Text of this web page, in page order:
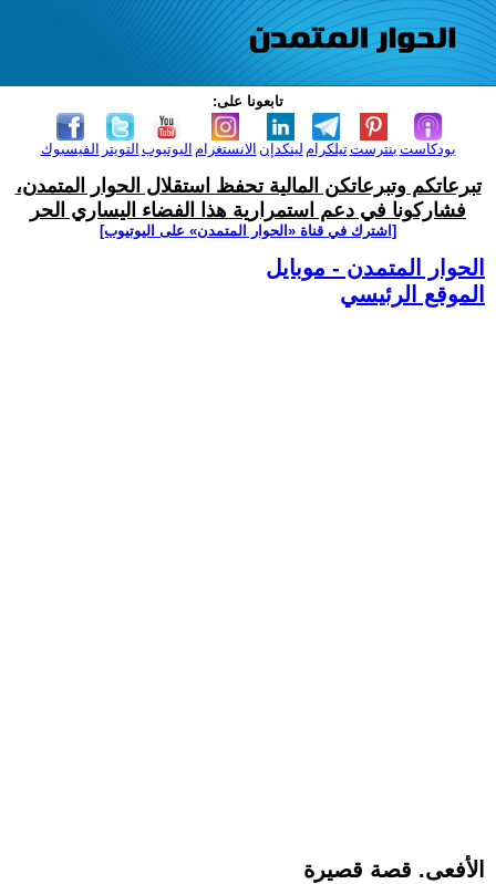
تابعونا على:
الفيسبوك التويتر اليوتيوب الانستغرام لينكدإن تيلكرامبنترست بودكاست
تبرعاتكم وتبرعاتكن المالية تحفظ استقلال الحوار المتمدن،
فشاركونا في دعم استمرارية هذا الفضاء اليساري الحر
[اشترك في قناة ‫«الحوار المتمدن» على اليوتيوب]
الحوار المتمدن - موبايل
الموقع الرئيسي
الأفعى. قصة قصيرة